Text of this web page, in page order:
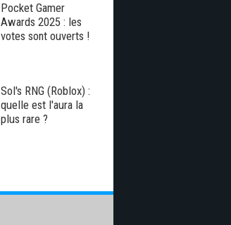
Pocket Gamer
Awards 2025 : les
votes sont ouverts !
Sol's RNG (Roblox) :
quelle est l'aura la
plus rare ?